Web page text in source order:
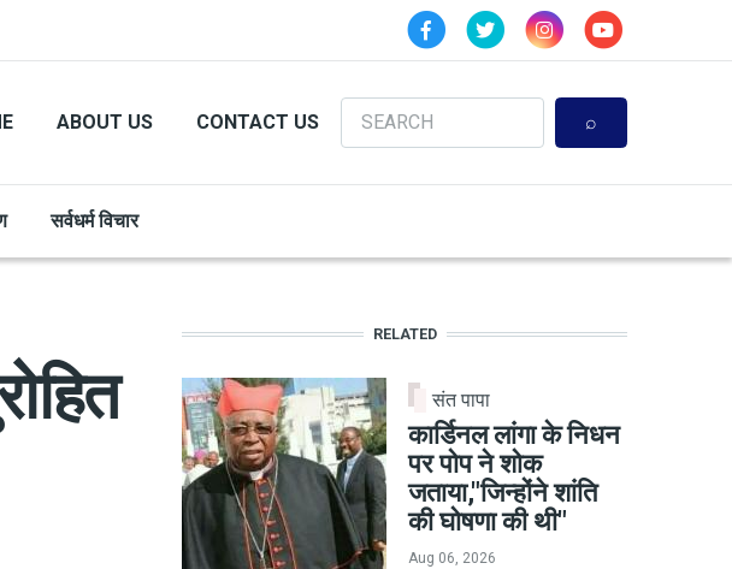
ABOUT US CONTACT US
Search
सर्वधर्म विचार
RELATED
संत पापा
कार्डिनल लांगा के निधन
पर पोप ने शोक
जताया,"जिन्होंने शांति
की घोषणा की थी"
Aug 06, 2026